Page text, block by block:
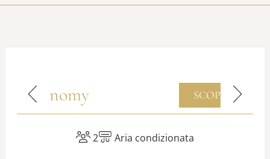
Economy SCOPRI
2 Aria condizionata